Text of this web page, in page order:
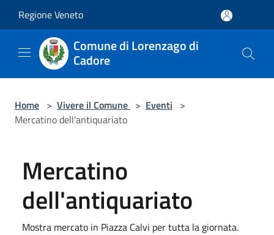
Regione Veneto
Comune di Lorenzago di
Cadore
Home > Vivere il Comune > Eventi >
Mercatino dell'antiquariato
Mercatino
dell'antiquariato
Mostra mercato in Piazza Calvi per tutta la giornata.